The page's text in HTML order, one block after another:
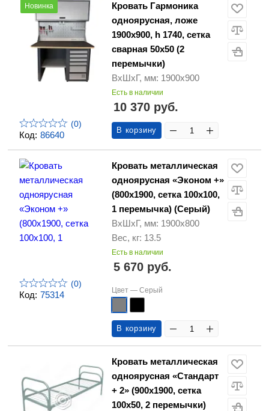
Код: 86640
Новинка
(0)
Кровать Гармоника
одноярусная, ложе
1900х900, h 1740, сетка
сварная 50x50 (2
перемычки)
ВхШхГ, мм: 1900х900
Есть в наличии
10 370 руб.
В корзину
Код: 75314
(0)
Кровать металлическая
одноярусная «Эконом +»
(800х1900, сетка 100х100,
1 перемычка) (Серый)
ВхШхГ, мм: 1900х800
Вес, кг: 13.5
Есть в наличии
5 670 руб.
Цвет — Серый
В корзину
Кровать металлическая
одноярусная «Стандарт
+ 2» (900х1900, сетка
100х50, 2 перемычки)